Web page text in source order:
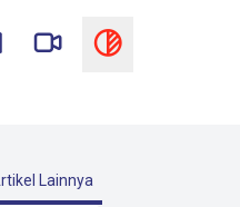
Lainnya